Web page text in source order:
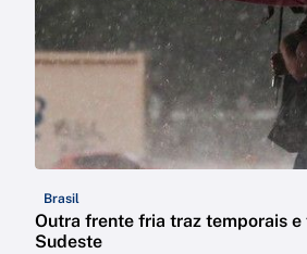
Brasil
Outra frente fria traz temporais e
Sudeste